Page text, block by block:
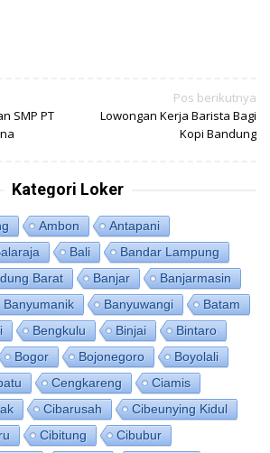
SMP PT
Pos berikutnya
Lowongan Kerja Barista Bagi
Kopi Bandung
Kategori Loker
Ambon
Antapani
Bali
Bandar Lampung
Barat Banjar
Banjarmasin
Banyumanik Banyuwangi
Batam
Bengkulu Binjai
Bintaro
Bogor Bojonegoro
Boyolali
Cengkareng
Ciamis
Cibarusah
Cibeunying Kidul
Cibitung
Cibubur